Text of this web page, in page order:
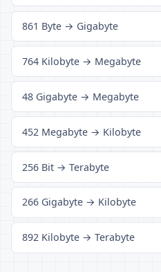
861 Byte → Gigabyte
764 Kilobyte → Megabyte
48 Gigabyte → Megabyte
452 Megabyte → Kilobyte
256 Bit → Terabyte
266 Gigabyte → Kilobyte
892 Kilobyte → Terabyte